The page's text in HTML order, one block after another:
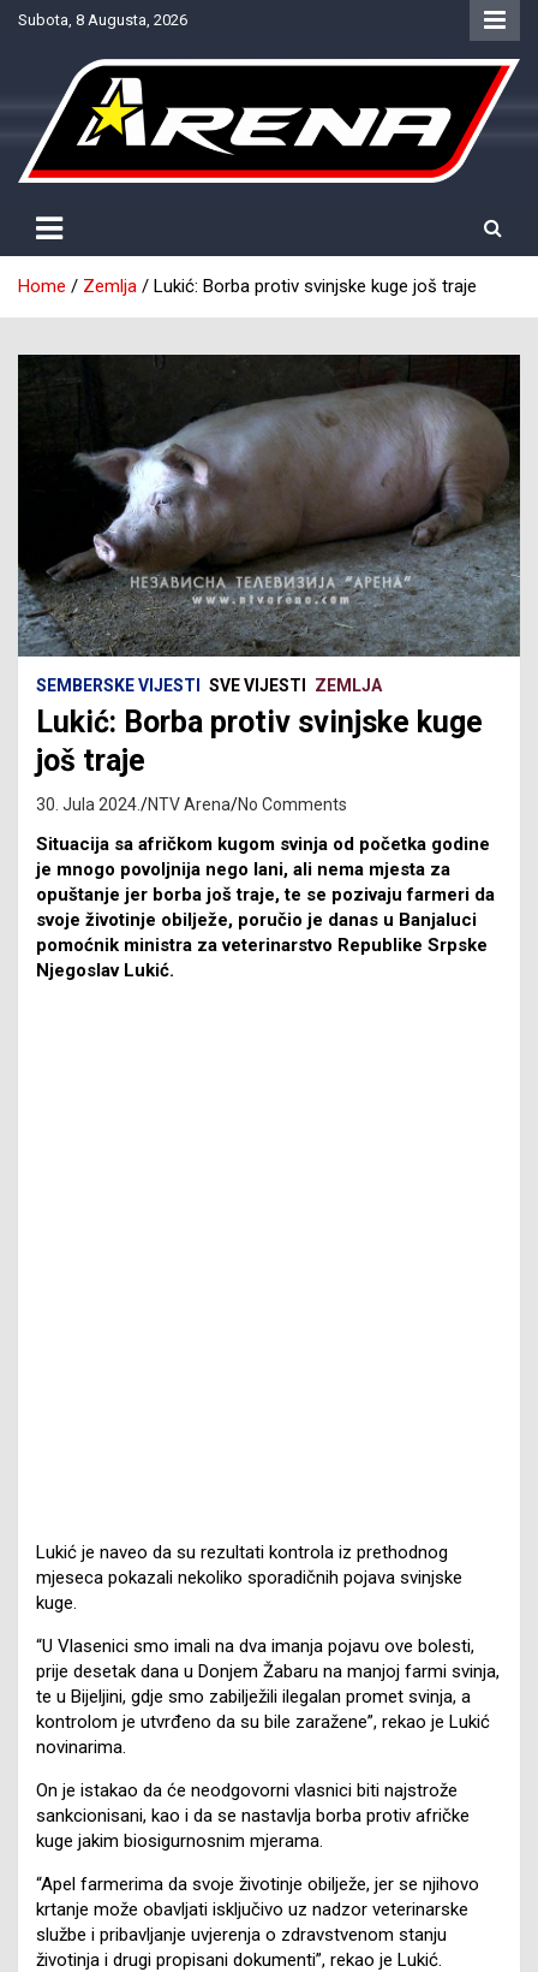
SkipSubota, 8 Augusta, 2026
NTV Arena
Home Zemlja Lukić: Borba protiv svinjske kuge još traje
SEMBERSKE VIJESTI SVE VIJESTI ZEMLJA
Lukić: Borba protiv svinjske kuge
još traje
30. Jula 2024. NTV Arena No Comments
Situacija sa afričkom kugom svinja od početka godine
je mnogo povoljnija nego lani, ali nema mjesta za
opuštanje jer borba još traje, te se pozivaju farmeri da
svoje životinje obilježe, poručio je danas u Banjaluci
pomoćnik ministra za veterinarstvo Republike Srpske
Njegoslav Lukić.
Lukić je naveo da su rezultati kontrola iz prethodnog
mjeseca pokazali nekoliko sporadičnih pojava svinjske
kuge.
“U Vlasenici smo imali na dva imanja pojavu ove bolesti,
prije desetak dana u Donjem Žabaru na manjoj farmi svinja,
te u Bijeljini, gdje smo zabilježili ilegalan promet svinja, a
kontrolom je utvrđeno da su bile zaražene”, rekao je Lukić
novinarima.
On je istakao da će neodgovorni vlasnici biti najstrože
sankcionisani, kao i da se nastavlja borba protiv afričke
kuge jakim biosigurnosnim mjerama.
“Apel farmerima da svoje životinje obilježe, jer se njihovo
krtanje može obavljati isključivo uz nadzor veterinarske
službe i pribavljanje uvjerenja o zdravstvenom stanju
životinja i drugi propisani dokumenti”, rekao je Lukić.